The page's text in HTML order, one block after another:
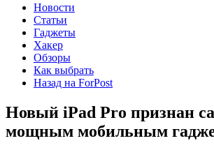
Новости
Статьи
Гаджеты
Хакер
Обзоры
Как выбрать
Назад на ForPost
Новый iPad Pro признан
мощным мобильным